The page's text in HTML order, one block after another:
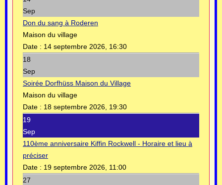
Sep
Don du sang à Roderen
Maison du village
Date : 14 septembre 2026, 16:30
18
Sep
Soirée Dorfhüss Maison du Village
Maison du village
Date : 18 septembre 2026, 19:30
19
Sep
110ème anniversaire Kiffin Rockwell - Horaire et lieu à
préciser
Date : 19 septembre 2026, 11:00
27